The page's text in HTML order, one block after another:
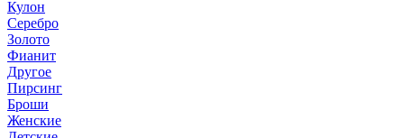
Кулон
Серебро
Золото
Фианит
Другое
Пирсинг
Броши
Женские